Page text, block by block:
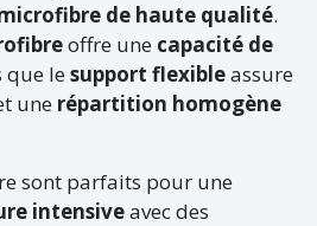
de haute qualité.
offre une capacité de
que le support flexibleassure
une répartition homogène
sont parfaits pour une
intensiveavec des